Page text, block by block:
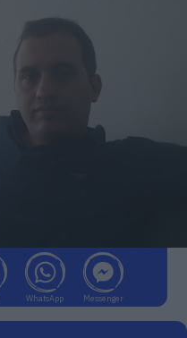
WhatsApp Messenger